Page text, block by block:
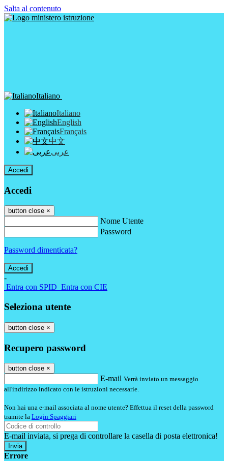
Salta al contenuto
Italiano
Italiano
English
Français
中文
عربى
Accedi
Accedi
button close ×
Nome Utente
Password
Password dimenticata?
-
Entra con SPID Entra con CIE
Seleziona utente
button close ×
Recupero password
button close ×
E-mail Verrà inviato un messaggio
all'indirizzo indicato con le istruzioni necessarie.
Non hai una e-mail associata al nome utente? Effettua il reset della password
tramite la Login Spaggiari
E-mail inviata, si prega di controllare la casella di posta elettronica!
Errore